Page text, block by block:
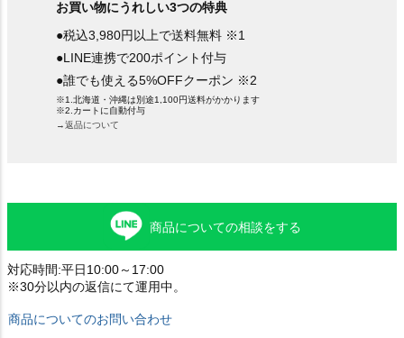
お買い物にうれしい3つの特典
●税込3,980円以上で送料無料 ※1
●LINE連携で200ポイント付与
●誰でも使える5%OFFクーポン ※2
※1.北海道・沖縄は別途1,100円送料がかかります
※2.カートに自動付与
→返品について
商品についての相談をする
対応時間:平日10:00～17:00
※30分以内の返信にて運用中。
商品についてのお問い合わせ